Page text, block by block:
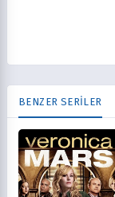
BENZER SERİLER